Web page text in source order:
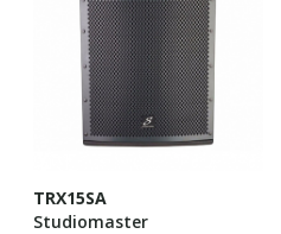
TRX15SA
Studiomaster